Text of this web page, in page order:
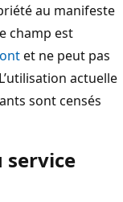
au manifeste
champ est
et ne peut pas
actuelle
sont censés
service